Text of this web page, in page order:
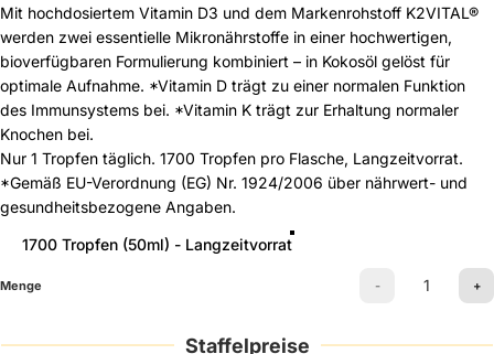
Mit hochdosiertem Vitamin D3 und dem Markenrohstoff K2VITAL®
werden zwei essentielle Mikronährstoffe in einer hochwertigen,
bioverfügbaren Formulierung kombiniert – in Kokosöl gelöst für
optimale Aufnahme. *Vitamin D trägt zu einer normalen Funktion
des Immunsystems bei. *Vitamin K trägt zur Erhaltung normaler
Knochen bei.
Nur 1 Tropfen täglich. 1700 Tropfen pro Flasche, Langzeitvorrat.
*Gemäß EU-Verordnung (EG) Nr. 1924/2006 über nährwert- und
gesundheitsbezogene Angaben.
Größe
1700 Tropfen (50ml) - Langzeitvorrat
Menge - +
Staffelpreise